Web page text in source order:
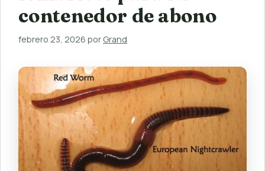
contenedor de abono
febrero 23, 2026 por Grand